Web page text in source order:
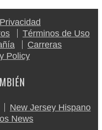
Términos de Uso
Carreras
Policy
New Jersey Hispano
News